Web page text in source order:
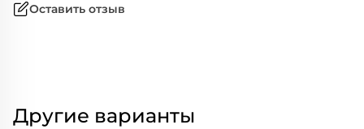
Оставить отзыв
Другие варианты